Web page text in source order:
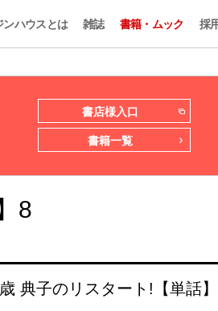
ンハウスとは 雑誌 書籍・ムック 採
書店様入口
書籍一覧
8
典子のリスタート!【単話